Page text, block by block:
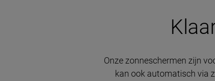
Onze zonneschermen zijn
kan ook automatisch via